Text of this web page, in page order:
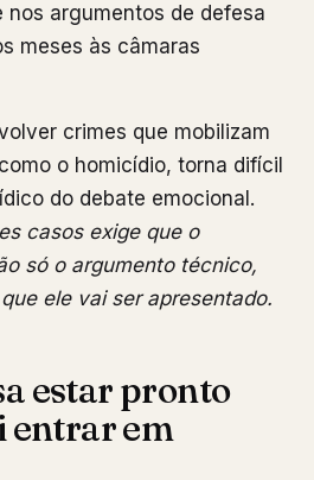
nos argumentos de defesa
meses às câmaras
crimes que mobilizam
o homicídio, torna difícil
do debate emocional.
casos exige que o
só o argumento técnico,
ele vai ser apresentado.
estar pronto
entrar em